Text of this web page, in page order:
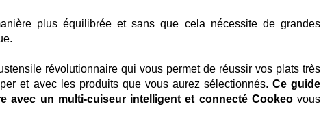
plus équilibrée et sans que cela nécessite de grandes
révolutionnaire qui vous permet de réussir vos plats très
et avec les produits que vous aurez sélectionnés. Ce guide
avec un multi-cuiseur intelligent et connecté Cookeovous